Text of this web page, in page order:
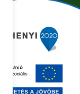
Vármegye